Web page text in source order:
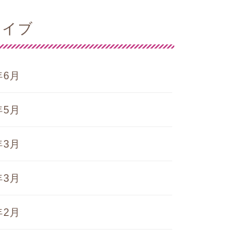
ブ
月
月
月
月
月